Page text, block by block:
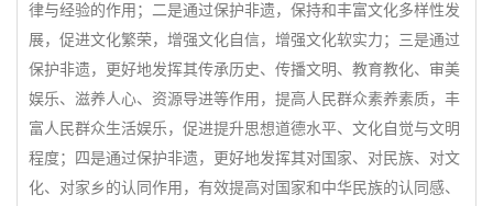
律与经验的作用；二是通过保护非遗，保持和丰富文化多样性发
展，促进文化繁荣，增强文化自信，增强文化软实力；三是通过
保护非遗，更好地发挥其传承历史、传播文明、教育教化、审美
娱乐、滋养人心、资源导进等作用，提高人民群众素养素质，丰
富人民群众生活娱乐，促进提升思想道德水平、文化自觉与文明
程度；四是通过保护非遗，更好地发挥其对国家、对民族、对文
化、对家乡的认同作用，有效提高对国家和中华民族的认同感、